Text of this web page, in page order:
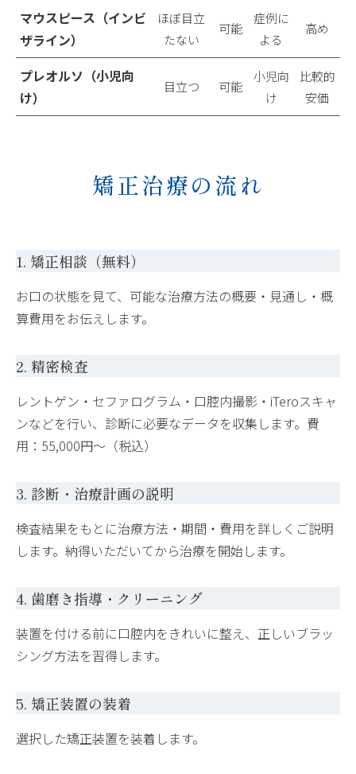
マウスピース（インビ
ザライン）
ほぼ目立
たない
可能
症例に
よる
高め
プレオルソ（小児向
け）
目立つ 可能
小児向
け
比較的
安価
矯正治療の流れ
1. 矯正相談（無料）
お口の状態を見て、可能な治療方法の概要・見通し・概
算費用をお伝えします。
2. 精密検査
レントゲン・セファログラム・口腔内撮影・iTeroスキャ
ンなどを行い、診断に必要なデータを収集します。費
用：55,000円〜（税込）
3. 診断・治療計画の説明
検査結果をもとに治療方法・期間・費用を詳しくご説明
します。納得いただいてから治療を開始します。
4. 歯磨き指導・クリーニング
装置を付ける前に口腔内をきれいに整え、正しいブラッ
シング方法を習得します。
5. 矯正装置の装着
選択した矯正装置を装着します。